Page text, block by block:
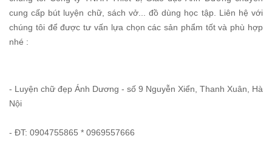
cung cấp bút luyện chữ, sách vở... đồ dùng học tập. Liên hệ với
chúng tôi để được tư vấn lựa chọn các sản phẩm tốt và phù hợp
nhé :
- Luyện chữ đẹp Ánh Dương - số 9 Nguyễn Xiển, Thanh Xuân, Hà
Nội
- ĐT: 0904755865 * 0969557666